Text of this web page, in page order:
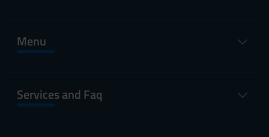
Menu
Services and Faq